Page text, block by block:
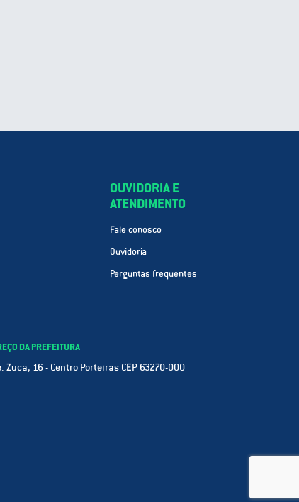
OUVIDORIA E
ATENDIMENTO
Fale conosco
Ouvidoria
Perguntas frequentes
DA PREFEITURA
Zuca, 16 - Centro Porteiras CEP 63270-000